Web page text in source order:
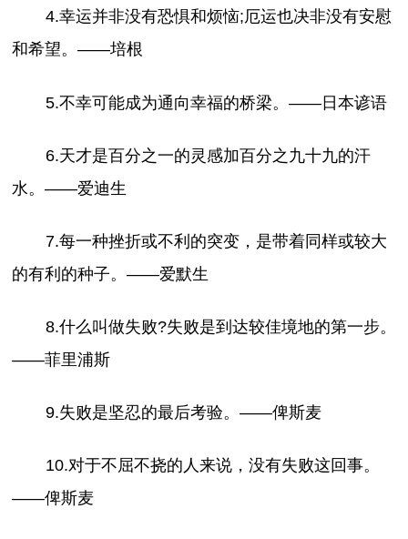
4.幸运并非没有恐惧和烦恼;厄运也决非没有安慰
和希望。——培根
5.不幸可能成为通向幸福的桥梁。——日本谚语
6.天才是百分之一的灵感加百分之九十九的汗
水。——爱迪生
7.每一种挫折或不利的突变，是带着同样或较大
的有利的种子。——爱默生
8.什么叫做失败?失败是到达较佳境地的第一步。
——菲里浦斯
9.失败是坚忍的最后考验。——俾斯麦
10.对于不屈不挠的人来说，没有失败这回事。
——俾斯麦